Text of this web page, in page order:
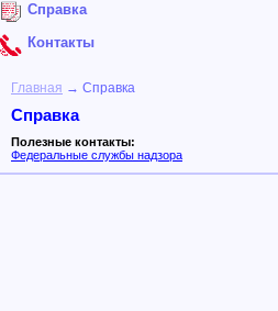
Справка
Контакты
Главная → Справка
Справка
Полезные контакты:
Федеральные службы надзора